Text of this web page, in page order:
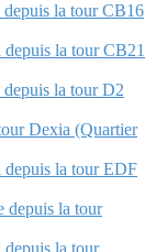
depuis la tour CB16
depuis la tour CB21
depuis la tour D2
Dexia (Quartier
depuis la tour EDF
depuis la tour